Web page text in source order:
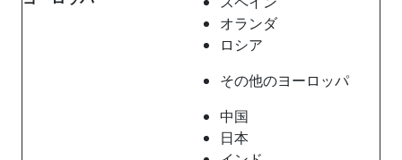
オランダ
ロシア
その他のヨーロッパ
中国
日本